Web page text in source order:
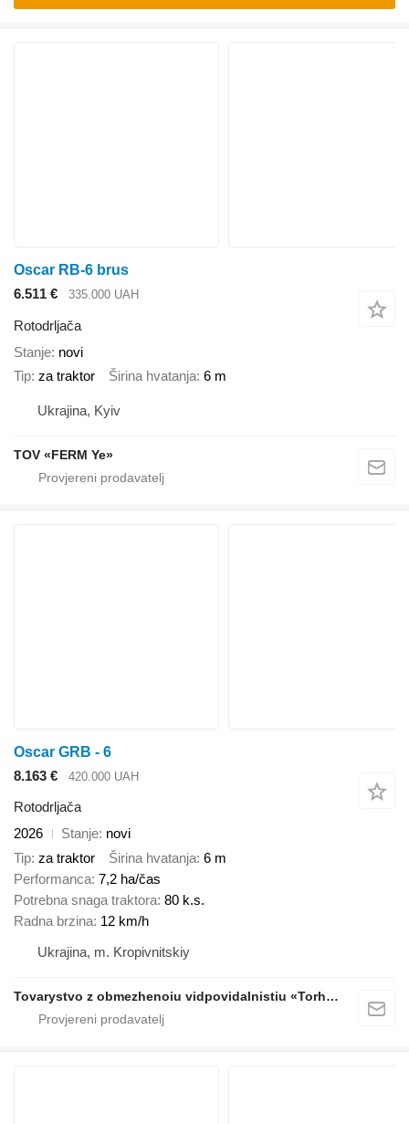
Oscar RB-6 brus
6.511 €
335.000 UAH
Rotodrljača
Stanje novi
Tip za traktor Širina hvatanja 6 m
Ukrajina, Kyiv
TOV «FERM Ye»
Oscar GRB - 6
8.163 €
420.000 UAH
Rotodrljača
2026
Stanje novi
Tip za traktor Širina hvatanja 6 m
Performanca 7,2 ha/čas
Potrebna snaga traktora 80 k.s.
Radna brzina 12 km/h
Ukrajina, m. Kropivnitskiy
Tovarystvo z obmezhenoiu vidpovidalnistiu «Torhovyi Dim Ahro Partnery»